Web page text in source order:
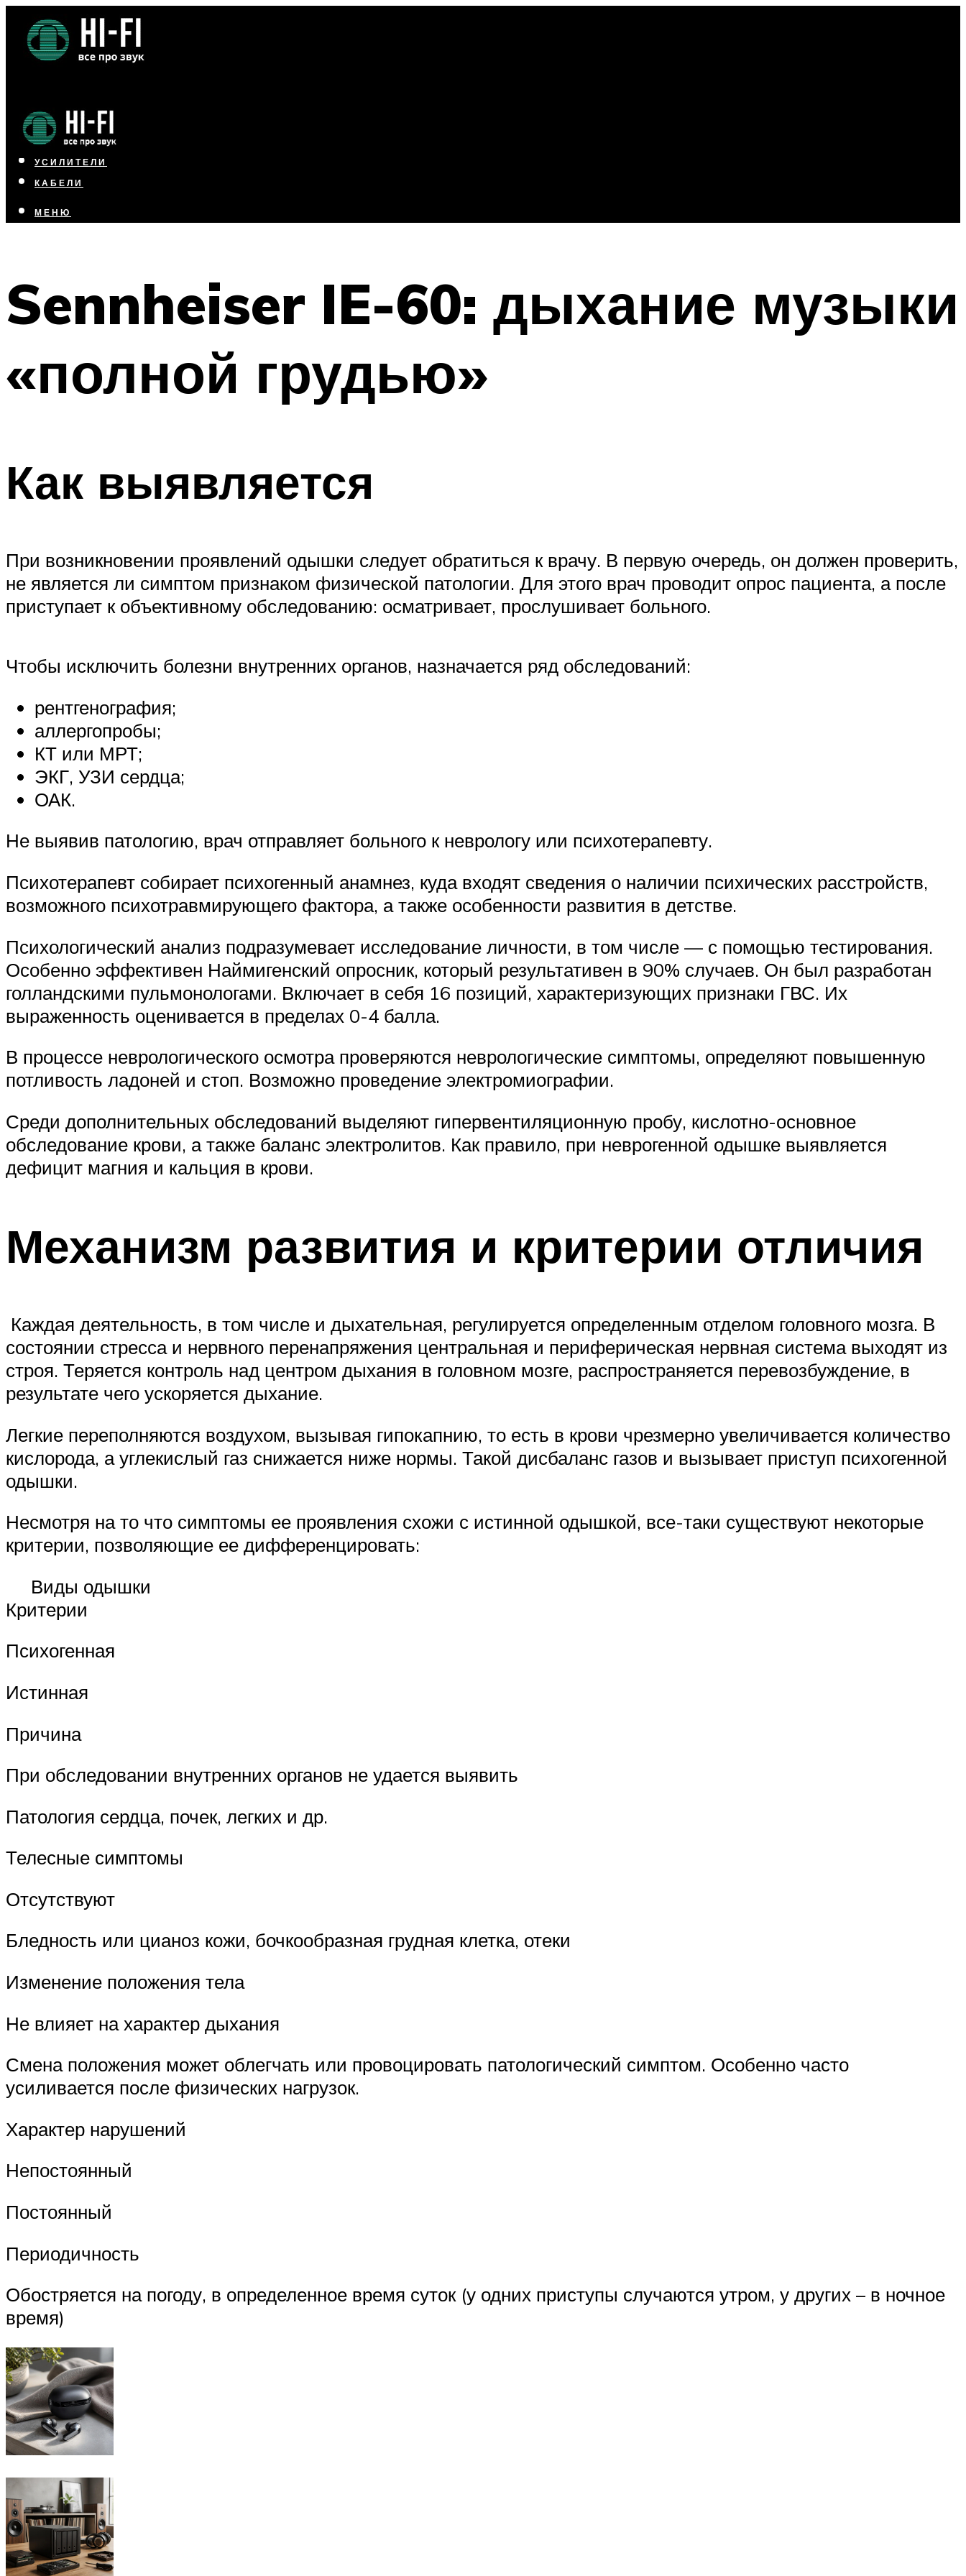
НАУШНИКИ
АКУСТИКА
УСИЛИТЕЛИ
КАБЕЛИ
МЕНЮ
Sennheiser IE-60: дыхание музыки
«полной грудью»
Как выявляется
При возникновении проявлений одышки следует обратиться к врачу. В первую очередь, он должен проверить,
не является ли симптом признаком физической патологии. Для этого врач проводит опрос пациента, а после
приступает к объективному обследованию: осматривает, прослушивает больного.
Чтобы исключить болезни внутренних органов, назначается ряд обследований:
рентгенография;
аллергопробы;
КТ или МРТ;
ЭКГ, УЗИ сердца;
ОАК.
Не выявив патологию, врач отправляет больного к неврологу или психотерапевту.
Психотерапевт собирает психогенный анамнез, куда входят сведения о наличии психических расстройств,
возможного психотравмирующего фактора, а также особенности развития в детстве.
Психологический анализ подразумевает исследование личности, в том числе — с помощью тестирования.
Особенно эффективен Наймигенский опросник, который результативен в 90% случаев. Он был разработан
голландскими пульмонологами. Включает в себя 16 позиций, характеризующих признаки ГВС. Их
выраженность оценивается в пределах 0-4 балла.
В процессе неврологического осмотра проверяются неврологические симптомы, определяют повышенную
потливость ладоней и стоп. Возможно проведение электромиографии.
Среди дополнительных обследований выделяют гипервентиляционную пробу, кислотно-основное
обследование крови, а также баланс электролитов. Как правило, при неврогенной одышке выявляется
дефицит магния и кальция в крови.
Механизм развития и критерии отличия
Каждая деятельность, в том числе и дыхательная, регулируется определенным отделом головного мозга. В
состоянии стресса и нервного перенапряжения центральная и периферическая нервная система выходят из
строя. Теряется контроль над центром дыхания в головном мозге, распространяется перевозбуждение, в
результате чего ускоряется дыхание.
Легкие переполняются воздухом, вызывая гипокапнию, то есть в крови чрезмерно увеличивается количество
кислорода, а углекислый газ снижается ниже нормы. Такой дисбаланс газов и вызывает приступ психогенной
одышки.
Несмотря на то что симптомы ее проявления схожи с истинной одышкой, все-таки существуют некоторые
критерии, позволяющие ее дифференцировать:
Виды одышки
Критерии
Психогенная
Истинная
Причина
При обследовании внутренних органов не удается выявить
Патология сердца, почек, легких и др.
Телесные симптомы
Отсутствуют
Бледность или цианоз кожи, бочкообразная грудная клетка, отеки
Изменение положения тела
Не влияет на характер дыхания
Смена положения может облегчать или провоцировать патологический симптом. Особенно часто
усиливается после физических нагрузок.
Характер нарушений
Непостоянный
Постоянный
Периодичность
Обостряется на погоду, в определенное время суток (у одних приступы случаются утром, у других – в ночное
время)